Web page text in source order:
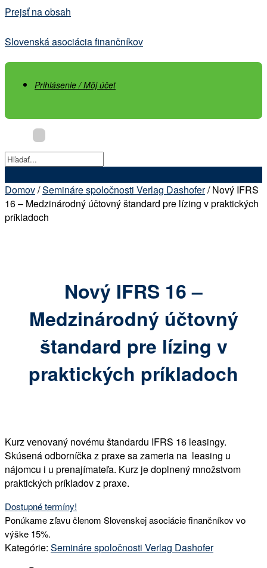
Prejsť na obsah
Slovenská asociácia finančníkov
Prihlásenie / Môj účet
Domov/Semináre spoločnosti Verlag Dashofer/ Nový IFRS
16 – Medzinárodný účtovný štandard pre lízing v praktických
príkladoch
Nový IFRS 16 –
Medzinárodný účtovný
štandard pre lízing v
praktických príkladoch
Kurz venovaný novému štandardu IFRS 16 leasingy.
Skúsená odborníčka z praxe sa zameria na leasing u
nájomcu i u prenajímateľa. Kurz je doplnený množstvom
praktických príkladov z praxe.
Dostupné termíny!
Ponúkame zľavu členom Slovenskej asociácie finančníkov vo
výške 15%.
Kategórie: Semináre spoločnosti Verlag Dashofer